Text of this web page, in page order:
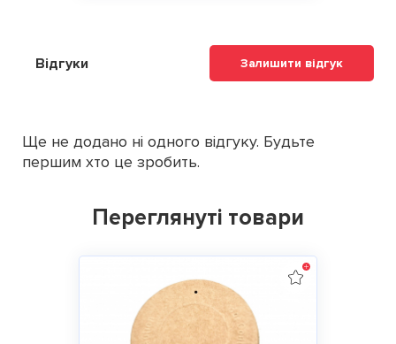
Відгуки Залишити відгук
Ще не додано ні одного відгуку. Будьте
першим хто це зробить.
Переглянуті товари